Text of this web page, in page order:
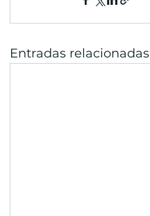
Entradas relacionadas